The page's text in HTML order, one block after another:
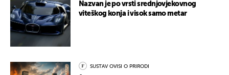
Nazvan je po vrsti srednjovjekovnog
viteškog konja i visok samo metar
SUSTAV OVISI O PRIRODI